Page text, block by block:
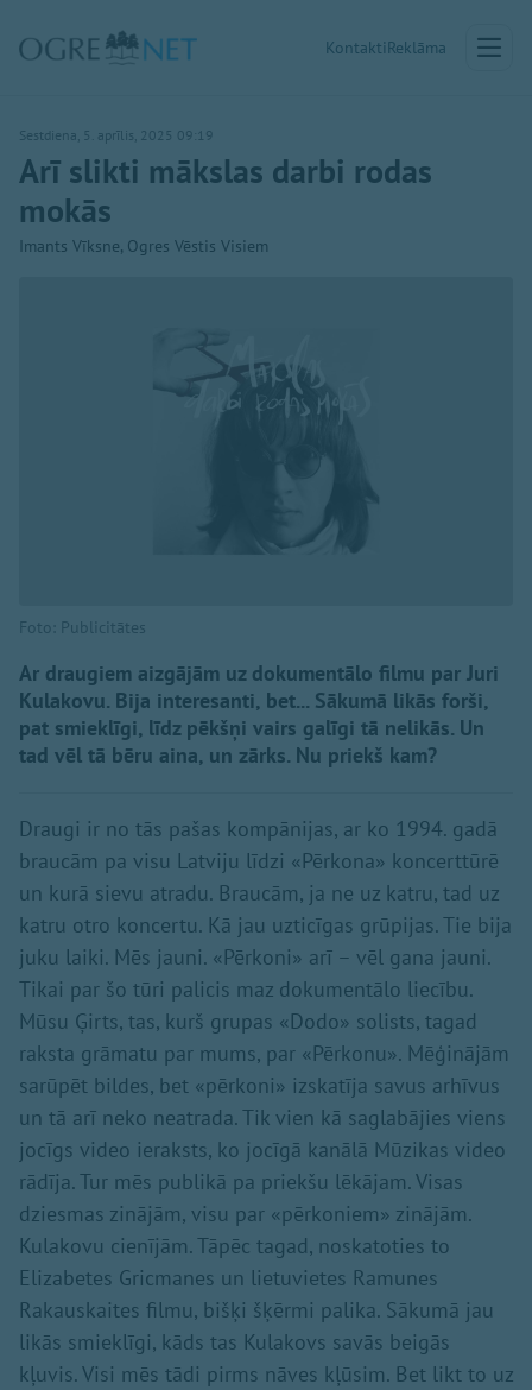
KontaktiReklāma
Sestdiena, 5. aprīlis, 2025 09:19
Arī slikti mākslas darbi rodas
mokās
Imants Vīksne, Ogres Vēstis Visiem
Foto: Publicitātes
Ar draugiem aizgājām uz dokumentālo filmu par Juri
Kulakovu. Bija interesanti, bet... Sākumā likās forši,
pat smieklīgi, līdz pēkšņi vairs galīgi tā nelikās. Un
tad vēl tā bēru aina, un zārks. Nu priekš kam?
Draugi ir no tās pašas kompānijas, ar ko 1994. gadā
braucām pa visu Latviju līdzi «Pērkona» koncerttūrē
un kurā sievu atradu. Braucām, ja ne uz katru, tad uz
katru otro koncertu. Kā jau uzticīgas grūpijas. Tie bija
juku laiki. Mēs jauni. «Pērkoni» arī – vēl gana jauni.
Tikai par šo tūri palicis maz dokumentālo liecību.
Mūsu Ģirts, tas, kurš grupas «Dodo» solists, tagad
raksta grāmatu par mums, par «Pērkonu». Mēģinājām
sarūpēt bildes, bet «pērkoni» izskatīja savus arhīvus
un tā arī neko neatrada. Tik vien kā saglabājies viens
jocīgs video ieraksts, ko jocīgā kanālā Mūzikas video
rādīja. Tur mēs publikā pa priekšu lēkājam. Visas
dziesmas zinājām, visu par «pērkoniem» zinājām.
Kulakovu cienījām. Tāpēc tagad, noskatoties to
Elizabetes Gricmanes un lietuvietes Ramunes
Rakauskaites filmu, bišķi šķērmi palika. Sākumā jau
likās smieklīgi, kāds tas Kulakovs savās beigās
kļuvis. Visi mēs tādi pirms nāves kļūsim. Bet likt to uz